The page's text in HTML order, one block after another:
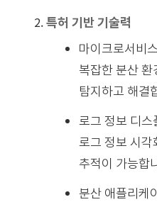
특허 기반 기술력
마이크로서비
복잡한 분산 환
탐지하고 해결
로그 정보 디스
로그 정보 시각
추적이 가능합
분산 애플리케